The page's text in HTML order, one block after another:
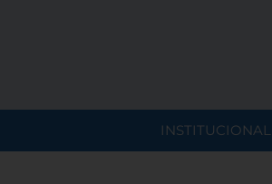
INSTITUCIONAL